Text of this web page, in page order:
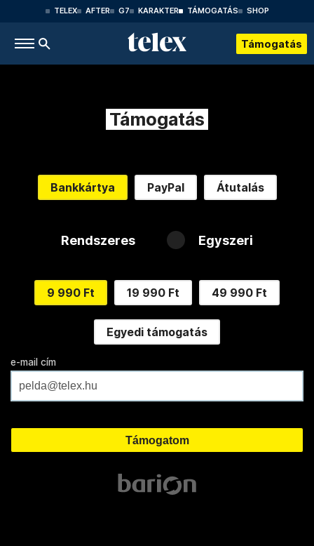
TELEX AFTER G7 KARAKTER TÁMOGATÁS SHOP
Támogatás
Támogatás
Bankkártya PayPal Átutalás
Rendszeres Egyszeri
9 990 Ft 19 990 Ft 49 990 Ft
Egyedi támogatás
e-mail cím